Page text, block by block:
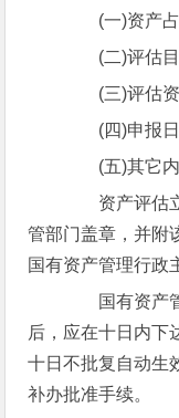
(一)资产占
(二)评估目
(三)评估资
(四)申报日
(五)其它内
资产评估立
管部门盖章，并附
国有资产管理行政
国有资产管
后，应在十日内下
十日不批复自动生
补办批准手续。